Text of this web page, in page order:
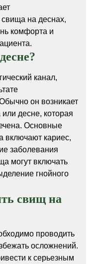
на деснах,
комфорта и
канал,
он возникает
десне, которая
Основные
включают кариес,
заболевания
могут включать
гнойного
свищ на
проводить
осложнений.
к серьезным